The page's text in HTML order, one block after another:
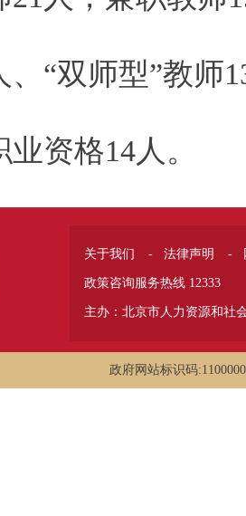
、“双师型”教师
资格14人。
关于我们 - 法律声明 -
政策咨询服务热线 12333
主办：北京市人力资源和社
政府网站标识码